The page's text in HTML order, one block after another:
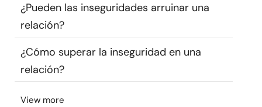
Idioma
Sobre nosotros
nosotros
© Copyright 2026. Todos los derechos reservados.
¿Pueden las inseguridades arruinar una
relación?
¿Cómo superar la inseguridad en una
relación?
View more